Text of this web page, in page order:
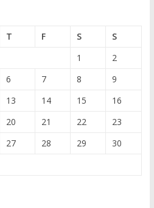
T F S
S
1
2
6 7 8
9
13 14 15
16
20 21 22
23
27 28 29
30